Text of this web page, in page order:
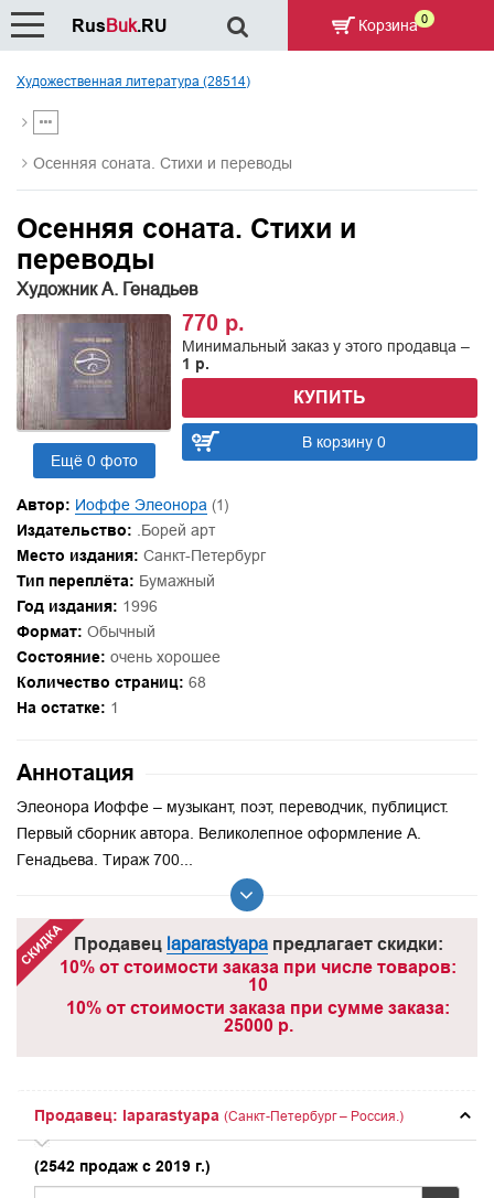
Художественная литература (28514)
Осенняя соната. Стихи и переводы
Осенняя соната. Стихи и
переводы
Художник А. Генадьев
Ещё 0 фото
770 р.
Минимальный заказ у этого продавца –
1 р.
КУПИТЬ
В корзину 0
Автор: Иоффе Элеонора (1)
Издательство:
.Борей арт
Место издания: Санкт-Петербург
Тип переплёта: Бумажный
Год издания: 1996
Формат: Обычный
Состояние: очень хорошее
Количество страниц: 68
На остатке: 1
Аннотация
Элеонора Иоффе – музыкант, поэт, переводчик, публицист.
Первый сборник автора. Великолепное оформление А.
Генадьева. Тираж 700...
Продавец laparastyapaпредлагает скидки:
10% от стоимости заказа при числе товаров:
10
10% от стоимости заказа при сумме заказа:
25000 р.
Продавец: laparastyapa (Санкт-Петербург – Россия.)
(2542 продаж с 2019 г.)
RusBuk.RU Корзина 0